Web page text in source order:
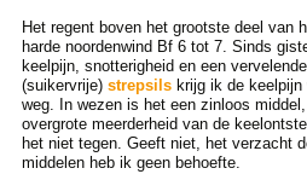
Het regent boven het grootste deel van
harde noordenwind Bf 6 tot 7. Sinds
keelpijn, snotterigheid en een
(suikervrije) strepsilskrijg ik de keelpijn
weg. In wezen is het een zinloos
overgrote meerderheid van de
het niet tegen. Geeft niet, het verzacht
middelen heb ik geen behoefte.